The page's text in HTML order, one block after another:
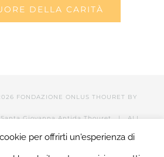
DELLA CARITÀ
FONDAZIONE ONLUS THOURET BY
Giovanna Antida Thouret | ALL
| POWERED BY Valerio Mattia |LOGIN
per offrirti un'esperienza di